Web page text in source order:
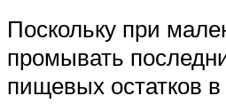
Поскольку при
промывать
пищевых остатков